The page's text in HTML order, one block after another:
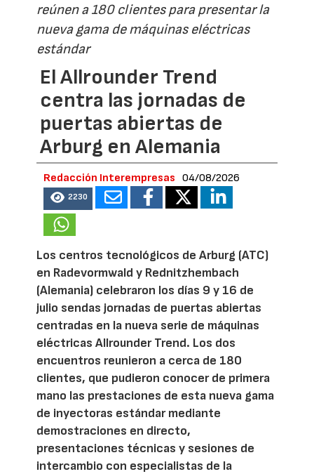
reúnen a 180 clientes para presentar la
nueva gama de máquinas eléctricas
estándar
El Allrounder Trend
centra las jornadas de
puertas abiertas de
Arburg en Alemania
Redacción Interempresas 04/08/2026
2230
Los centros tecnológicos de Arburg (ATC)
en Radevormwald y Rednitzhembach
(Alemania) celebraron los días 9 y 16 de
julio sendas jornadas de puertas abiertas
centradas en la nueva serie de máquinas
eléctricas Allrounder Trend. Los dos
encuentros reunieron a cerca de 180
clientes, que pudieron conocer de primera
mano las prestaciones de esta nueva gama
de inyectoras estándar mediante
demostraciones en directo,
presentaciones técnicas y sesiones de
intercambio con especialistas de la